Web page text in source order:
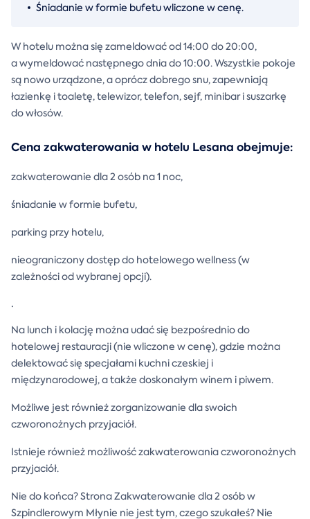
Śniadanie w formie bufetu wliczone w cenę.
W hotelu można się zameldować od 14:00 do 20:00,
a wymeldować następnego dnia do 10:00. Wszystkie pokoje
są nowo urządzone, a oprócz dobrego snu, zapewniają
łazienkę i toaletę, telewizor, telefon, sejf, minibar i suszarkę
do włosów.
Cena zakwaterowania w hotelu Lesana obejmuje:
zakwaterowanie dla 2 osób na 1 noc,
śniadanie w formie bufetu,
parking przy hotelu,
nieograniczony dostęp do hotelowego wellness (w
zależności od wybranej opcji).
.
Na lunch i kolację można udać się bezpośrednio do
hotelowej restauracji (nie wliczone w cenę), gdzie można
delektować się specjałami kuchni czeskiej i
międzynarodowej, a także doskonałym winem i piwem.
Możliwe jest również zorganizowanie dla swoich
czworonożnych przyjaciół.
Istnieje również możliwość zakwaterowania czworonożnych
przyjaciół.
Nie do końca? Strona Zakwaterowanie dla 2 osób w
Szpindlerowym Młynie nie jest tym, czego szukałeś? Nie